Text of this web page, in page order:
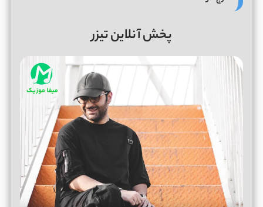
پخش آنلاین تیزر